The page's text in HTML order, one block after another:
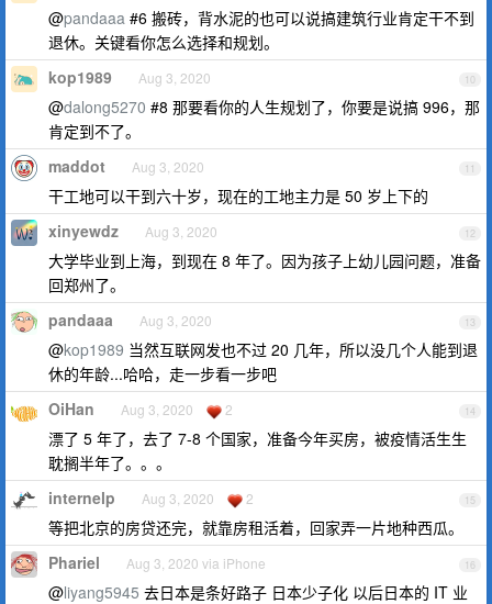
@pandaaa #6 搬砖，背水泥的也可以说搞建筑行业肯定干不到
退休。关键看你怎么选择和规划。
10
kop1989 Aug 3, 2020
@dalong5270 #8 那要看你的人生规划了，你要是说搞 996，那
肯定到不了。
11
maddot Aug 3, 2020
干工地可以干到六十岁，现在的工地主力是 50 岁上下的
12
xinyewdz Aug 3, 2020
大学毕业到上海，到现在 8 年了。因为孩子上幼儿园问题，准备
回郑州了。
13
pandaaa Aug 3, 2020
@kop1989 当然互联网发也不过 20 几年，所以没几个人能到退
休的年龄...哈哈，走一步看一步吧
14
OiHan Aug 3, 2020 2
漂了 5 年了，去了 7-8 个国家，准备今年买房，被疫情活生生
耽搁半年了。。。
15
internelp Aug 3, 2020 2
等把北京的房贷还完，就靠房租活着，回家弄一片地种西瓜。
16
Phariel Aug 3, 2020 via iPhone
@liyang5945 去日本是条好路子 日本少子化 以后日本的 IT 业